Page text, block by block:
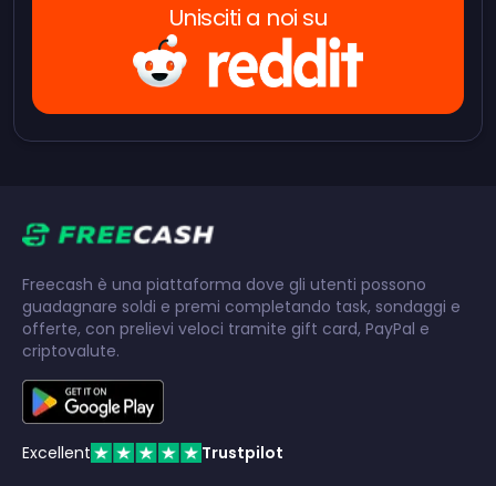
Unisciti a noi su
Freecash è una piattaforma dove gli utenti possono
guadagnare soldi e premi completando task, sondaggi e
offerte, con prelievi veloci tramite gift card, PayPal e
criptovalute.
Excellent Trustpilot